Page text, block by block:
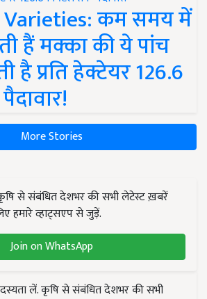
Varieties: कम समय में
हैं मक्का की ये पांच
है प्रति हेक्टेयर 126.6
More Stories
से संबंधित देशभर की सभी लेटेस्ट ख़बरें
हमारे व्हाट्सएप से जुड़ें.
Join on WhatsApp
लें. कृषि से संबंधित देशभर की सभी